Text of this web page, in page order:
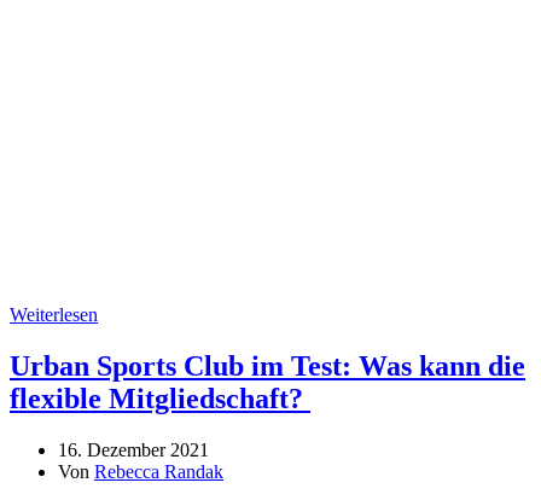
Weiterlesen
Urban Sports Club im Test: Was kann die
flexible Mitgliedschaft?
16. Dezember 2021
Von Rebecca Randak